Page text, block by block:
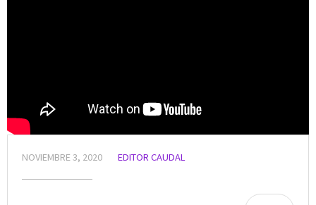
NOVIEMBRE 3, 2020 EDITOR CAUDAL